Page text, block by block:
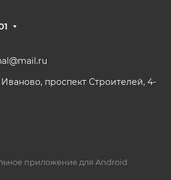
Иваново, проспект Строителей, 4-
приложение для Android